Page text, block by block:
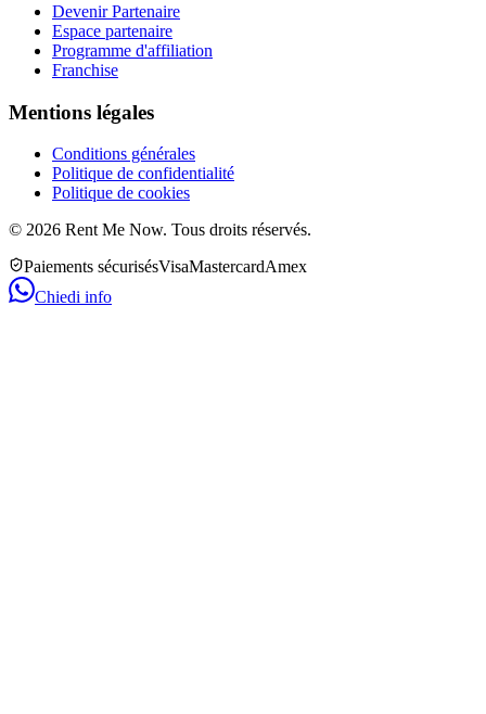
Devenir Partenaire
Espace partenaire
Programme d'affiliation
Franchise
Mentions légales
Conditions générales
Politique de confidentialité
Politique de cookies
© 2026 Rent Me Now. Tous droits réservés.
Paiements sécurisésVisaMastercardAmex
Chiedi info